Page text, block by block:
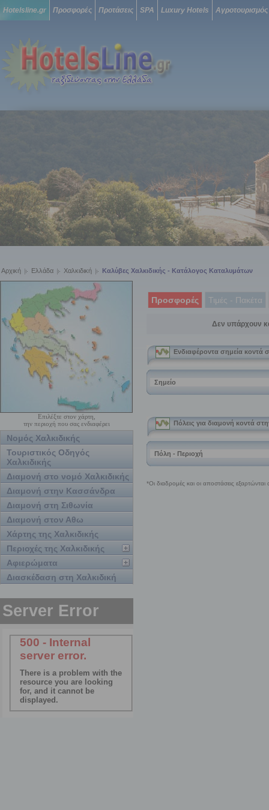
Hotelsline.gr Προσφορές Προτάσεις SPA Luxury Hotels Αγροτουρισμός
Αρχική Ελλάδα Χαλκιδική Καλύβες Χαλκιδικής - Κατάλογος Καταλυμάτων
Επιλέξτε στον χάρτη,
την περιοχή που σας ενδιαφέρει
Νομός Χαλκιδικής
Τουριστικός Οδηγός
Χαλκιδικής
Διαμονή στο νομό Χαλκιδικής
Διαμονή στην Κασσάνδρα
Διαμονή στη Σιθωνία
Διαμονή στον Αθω
Χάρτης της Χαλκιδικής
Περιοχές της Χαλκιδικής
Αφιερώματα
Διασκέδαση στη Χαλκιδική
Προσφορές Τιμές - Πακέτα
Δεν υπάρχουν